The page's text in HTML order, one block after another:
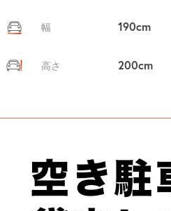
幅 190cm
高さ 200cm